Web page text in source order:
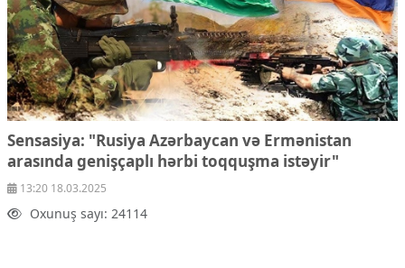
Foto
Video
İnfoqrafika
Podcast
Humanitar
Elm və təhsil
Mədəniyyət
Diaspor
Yüksəliş hekayəsi
Mədəniyyətimizin Zəfəri
Sensasiya: "Rusiya Azərbaycan və Ermənistan
arasında genişçaplı hərbi toqquşma istəyir"
13:20 18.03.2025
Oxunuş sayı: 24114